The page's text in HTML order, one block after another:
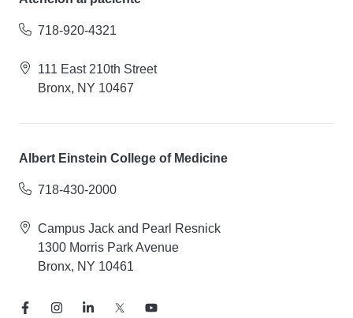
718-920-4321
111 East 210th Street
Bronx, NY 10467
Albert Einstein College of Medicine
718-430-2000
Campus Jack and Pearl Resnick
1300 Morris Park Avenue
Bronx, NY 10461